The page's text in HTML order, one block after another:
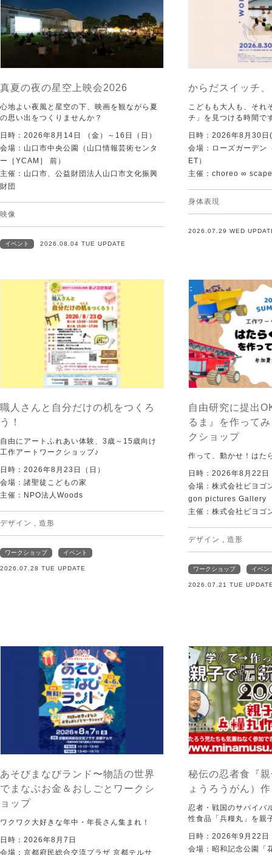
真夏の夜の星空上映会2026
心地よい夜風と星空の下、映画を観ながら夏
の思い出をつくりませんか？
日時：2026年8月14日 （金）～16日（日）
会場：山口市中央公園（山口情報芸術センタ
ー［YCAM］ 前）
主催：山口市、公益財団法人山口市文化振興
財団
映像
イベント 2026.08.04 TUE UPDATE
からだスイッチ
こどもも大人も、それ
チ」を見つける時間で
日時：2026年8月30日
会場：ローズガーデン
ET）
主催：choreo ∞ scape
身体表現
2026.07.29 WED
職人さんと自分だけの机をつくろ
う！
自由にアートふれあい体験、3歳～15歳向け
工作アートワークショップ♪
日時：2026年8月23日（日）
会場：諸聖徒こどもの家
主催：NPO法人Woods
デザイン 造形
ワークショップ イベント
2026.07.28 TUE UPDATE
自由研究に提出
るま』を作って
クショップ
作って、動かせ！はた
日時：2026年8月22日
会場：株式会社ビヨ
gon pictures Gallery
主催：株式会社ビヨゴ
デザイン 造形
ワークショップ イベン
2026.07.21 TUE
あそびまなびランド〜物語の世界
でまなぶお金＆おしごとワークシ
ョップ
ワクワク大好きな年中・年長さん集まれ！
日時：2026年8月7日
会場：京都府民総合交流プラザ 京都テルサ
秘伝の忍者食『
ょうろうがん）
忍者・戦国のサバイバ
性食品「兵糧丸」を親
日時：2026年9月22日
会場：昭和記念公園「